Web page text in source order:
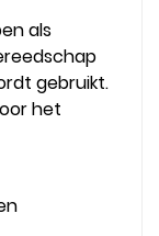
als
gebruikt.
het